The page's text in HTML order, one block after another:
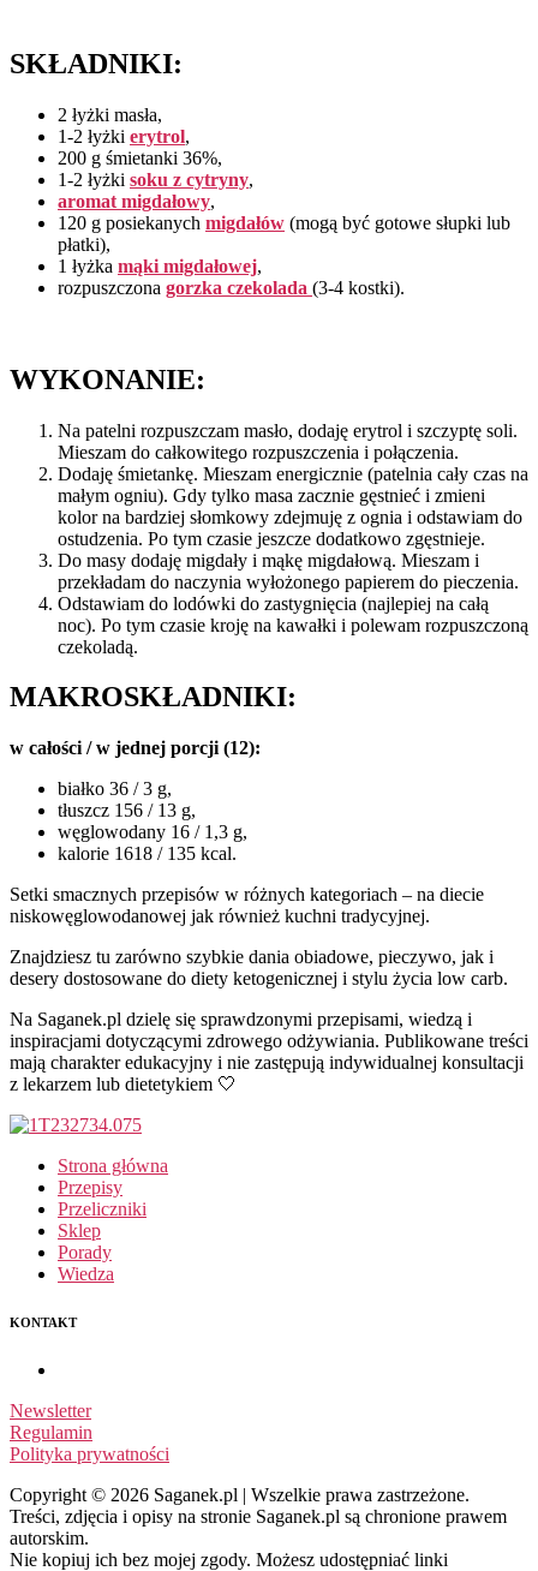
SKŁADNIKI:
2 łyżki masła,
1-2 łyżki erytrol,
200 g śmietanki 36%,
1-2 łyżki soku z cytryny,
aromat migdałowy,
120 g posiekanych migdałów (mogą być gotowe słupki lub
płatki),
1 łyżka mąki migdałowej,
rozpuszczona gorzka czekolada (3-4 kostki).
WYKONANIE:
Na patelni rozpuszczam masło, dodaję erytrol i szczyptę soli.
Mieszam do całkowitego rozpuszczenia i połączenia.
Dodaję śmietankę. Mieszam energicznie (patelnia cały czas na
małym ogniu). Gdy tylko masa zacznie gęstnieć i zmieni
kolor na bardziej słomkowy zdejmuję z ognia i odstawiam do
ostudzenia. Po tym czasie jeszcze dodatkowo zgęstnieje.
Do masy dodaję migdały i mąkę migdałową. Mieszam i
przekładam do naczynia wyłożonego papierem do pieczenia.
Odstawiam do lodówki do zastygnięcia (najlepiej na całą
noc). Po tym czasie kroję na kawałki i polewam rozpuszczoną
czekoladą.
MAKROSKŁADNIKI:
w całości / w jednej porcji (12):
białko 36 / 3 g,
tłuszcz 156 / 13 g,
węglowodany 16 / 1,3 g,
kalorie 1618 / 135 kcal.
Setki smacznych przepisów w różnych kategoriach – na diecie
niskowęglowodanowej jak również kuchni tradycyjnej.
Znajdziesz tu zarówno szybkie dania obiadowe, pieczywo, jak i
desery dostosowane do diety ketogenicznej i stylu życia low carb.
Na Saganek.pl dzielę się sprawdzonymi przepisami, wiedzą i
inspiracjami dotyczącymi zdrowego odżywiania. Publikowane treści
mają charakter edukacyjny i nie zastępują indywidualnej konsultacji
z lekarzem lub dietetykiem 🤍
Strona główna
Przepisy
Przeliczniki
Sklep
Porady
Wiedza
KONTAKT
Newsletter
Regulamin
Polityka prywatności
Copyright © 2026 Saganek.pl | Wszelkie prawa zastrzeżone.
Treści, zdjęcia i opisy na stronie Saganek.pl są chronione prawem
autorskim.
Nie kopiuj ich bez mojej zgody. Możesz udostępniać linki